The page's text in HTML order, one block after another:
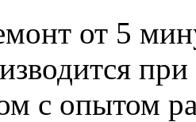
от 5
с опытом